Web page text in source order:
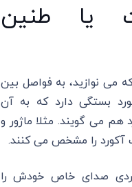
یا طنین
می ‌نوازید، به فواصل بین
بستگی دارد که به آن
هم می‌ گویند. مثلا ماژور و
آکورد را مشخص می‌ کنند.
صدای خاص خودش را